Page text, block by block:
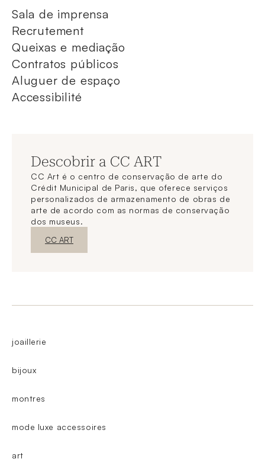
Sala de imprensa
Recrutement
Queixas e mediação
Contratos públicos
Aluguer de espaço
Accessibilité
Descobrir a CC ART
CC Art é o centro de conservação de arte do
Crédit Municipal de Paris, que oferece serviços
personalizados de armazenamento de obras de
arte de acordo com as normas de conservação
dos museus.
Nova janelaDescubra o
CC ART
joaillerie
bijoux
montres
mode luxe accessoires
art